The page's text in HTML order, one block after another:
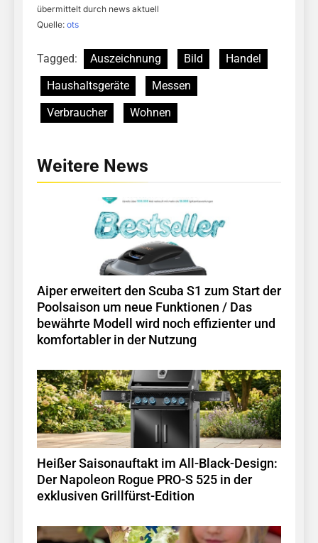
übermittelt durch news aktuell
Quelle: ots
Tagged: Auszeichnung Bild
Handel
Haushaltsgeräte
Messen
Verbraucher
Wohnen
Weitere News
Aiper erweitert den Scuba S1 zum Start der
Poolsaison um neue Funktionen / Das
bewährte Modell wird noch effizienter und
komfortabler in der Nutzung
Heißer Saisonauftakt im All-Black-Design:
Der Napoleon Rogue PRO-S 525 in der
exklusiven Grillfürst-Edition